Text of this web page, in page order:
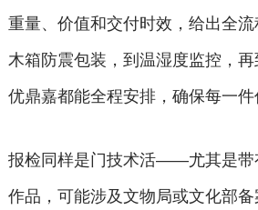
重量、价值和交付时效，给出全
木箱防震包装，到温湿度监控，
优鼎嘉都能全程安排，确保每一
报检同样是门技术活——尤其是带
作品，可能涉及文物局或文化部